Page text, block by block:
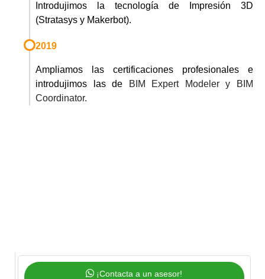
Introdujimos la tecnología de Impresión 3D
(Stratasys y Makerbot).
2019
Ampliamos las certificaciones profesionales e
introdujimos las de
BIM Expert Modeler y BIM
Coordinator.
¡Contacta a un asesor!